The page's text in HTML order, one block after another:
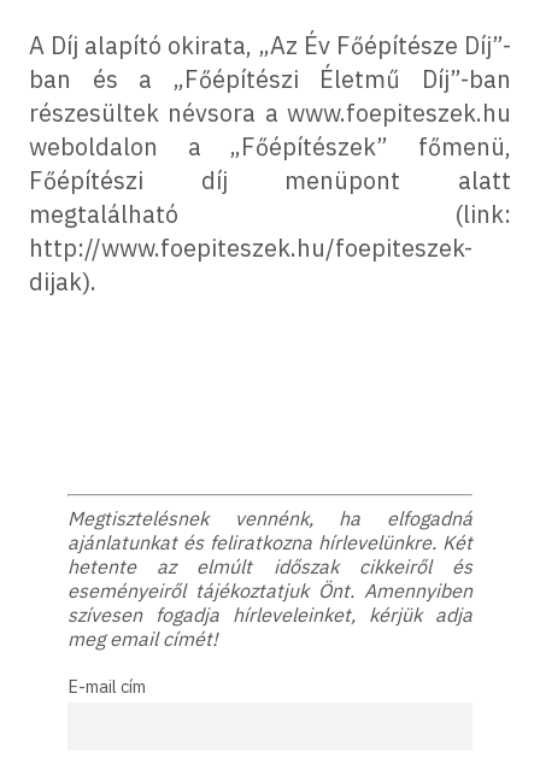
A Díj alapító okirata, „Az Év Főépítésze Díj”-
ban és a „Főépítészi Életmű Díj”-ban
részesültek névsora a www.foepiteszek.hu
weboldalon a „Főépítészek” főmenü,
Főépítészi díj menüpont alatt
megtalálható (link:
http://www.foepiteszek.hu/foepiteszek-
dijak).
Megtisztelésnek vennénk, ha elfogadná
ajánlatunkat és feliratkozna hírlevelünkre. Két
hetente az elmúlt időszak cikkeiről és
eseményeiről tájékoztatjuk Önt. Amennyiben
szívesen fogadja hírleveleinket, kérjük adja
meg email címét!
E-mail cím